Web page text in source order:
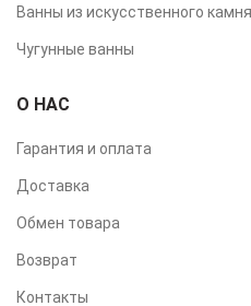
Ванны из искусственного камня
Чугунные ванны
О НАС
Гарантия и оплата
Доставка
Обмен товара
Возврат
Контакты